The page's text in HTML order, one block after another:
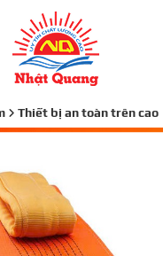
Thiết bị an toàn trên cao